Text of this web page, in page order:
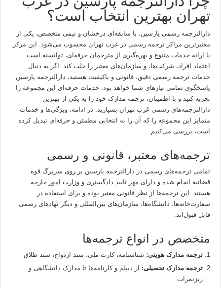
تهران بهترین انتخاب است؟
دارالترجمه رسمی پارسین، با سابقه‌ای درخشان و تیمی متخصص، یکی از
معتبرترین مراکز ترجمه رسمی در غرب تهران محسوب می‌شود. این مرکز
با ارائه خدمات متنوع و بهره‌گیری از مترجمان حرفه‌ای، توانسته است
اعتماد افراد، شرکت‌ها، و سازمان‌های معتبر را جلب کند. اگر به دنبال
خدمات ترجمه‌ رسمی دقیق، قانونی و باکیفیت هستید، دارالترجمه پارسین
پاسخگوی تمامی نیازهای شما خواهد بود. خدمات حرفه‌ای این مجموعه را
تجربه کنید و با اطمینان، ترجمه مدارک خود را به یکی از بهترین
دارالترجمه‌های رسمی غرب تهران بسپارید. در ادامه، ویژگی‌ها و خدمات
متمایز این مجموعه را که آن را به انتخابی مطمئن و حرفه‌ای تبدیل کرده
است، بررسی می‌کنیم.
ترجمه‌های معتبر، قانونی و رسمی
تمامی ترجمه‌های رسمی در دارالترجمه پارسین بر روی سربرگ قوه
قضائیه انجام شده و دارای مهر تایید دادگستری و وزارت امور خارجه
هستند. این ترجمه‌ها از نظر قانونی معتبر بوده و برای استفاده در
سفارت‌خانه‌ها، دانشگاه‌ها، سازمان‌های بین‌المللی و دیگر نهادهای رسمی
قابل قبول‌اند.
متخصص در انواع ترجمه‌ها
ترجمه مدارک هویتی: شناسنامه، کارت ملی، سند ازدواج، سند طلاق
ترجمه مدارک تحصیلی: از دیپلم و کارنامه‌ها تا مدارک دانشگاهی و
ریزنمرات